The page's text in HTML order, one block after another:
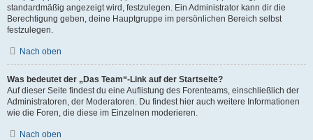
standardmäßig angezeigt wird, festzulegen. Ein Administrator kann dir die
Berechtigung geben, deine Hauptgruppe im persönlichen Bereich selbst
festzulegen.
Nach oben
Was bedeutet der „Das Team“-Link auf der Startseite?
Auf dieser Seite findest du eine Auflistung des Forenteams, einschließlich der
Administratoren, der Moderatoren. Du findest hier auch weitere Informationen
wie die Foren, die diese im Einzelnen moderieren.
Nach oben